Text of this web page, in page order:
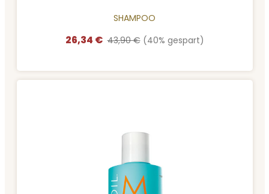
SHAMPOO
Verkaufspreis:
26,34 € Regulärer Preis:
43,90 € (40% gespart)